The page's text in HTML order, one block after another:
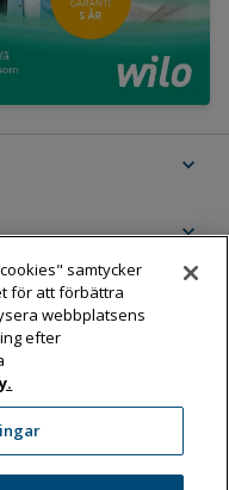
expand_more
expand_more
00
samtycker
för att förbättra
webbplatsens
efter